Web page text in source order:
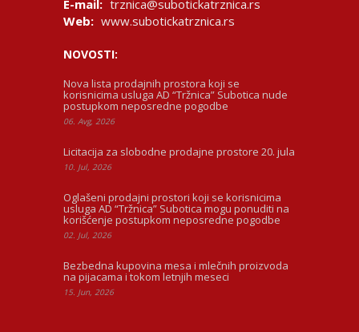
E-mail: trznica@subotickatrznica.rs
Web: www.subotickatrznica.rs
NOVOSTI:
Nova lista prodajnih prostora koji se
korisnicima usluga AD “Tržnica” Subotica nude
postupkom neposredne pogodbe
06. Avg, 2026
Licitacija za slobodne prodajne prostore 20. jula
10. Jul, 2026
Oglašeni prodajni prostori koji se korisnicima
usluga AD “Tržnica” Subotica mogu ponuditi na
korišćenje postupkom neposredne pogodbe
02. Jul, 2026
Bezbedna kupovina mesa i mlečnih proizvoda
na pijacama i tokom letnjih meseci
15. Jun, 2026